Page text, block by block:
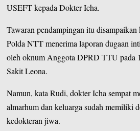
USEFT kepada Dokter Icha.
Tawaran pendampingan itu
Polda NTT menerima laporan dugaan
oleh oknum Anggota DPRD TTU pada
Sakit Leona.
Namun, kata Rudi, dokter Icha sempat
almarhum dan keluarga sudah memiliki
kedokteran jiwa.